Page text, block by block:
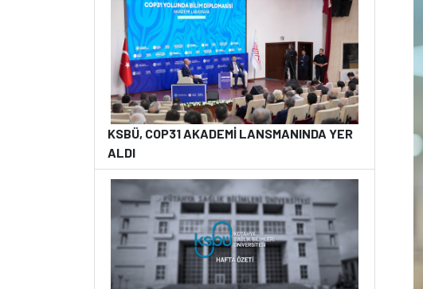
KSBÜ, COP31 AKADEMİ LANSMANINDA YER
ALDI